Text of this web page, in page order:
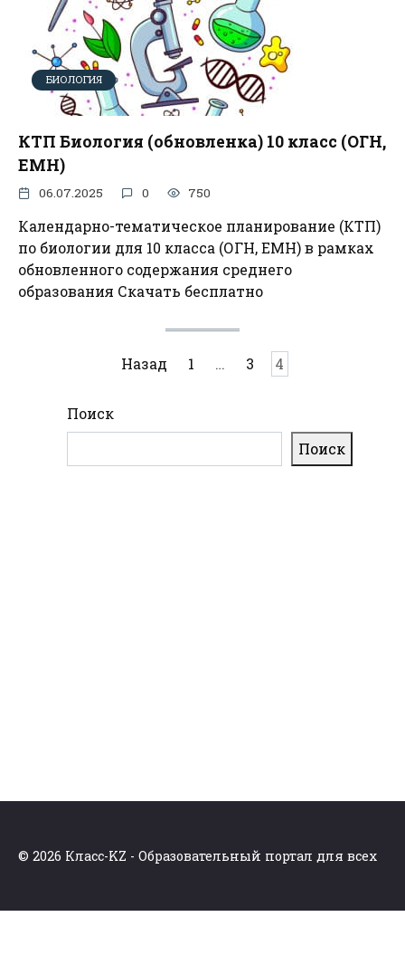
БИОЛОГИЯ
КТП Биология (обновленка) 10 класс (ОГН,
ЕМН)
06.07.2025 0 750
Календарно-тематическое планирование (КТП)
по биологии для 10 класса (ОГН, ЕМН) в рамках
обновленного содержания среднего
образования Скачать бесплатно
Назад 1 … 3 4
Поиск
Поиск
© 2026 Класс-KZ - Образовательный портал для всех